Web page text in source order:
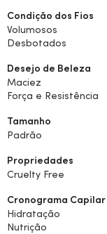
Condição dos Fios
Volumosos
Desbotados
Desejo de Beleza
Maciez
Força e Resistência
Tamanho
Padrão
Propriedades
Cruelty Free
Cronograma Capilar
Hidratação
Nutrição